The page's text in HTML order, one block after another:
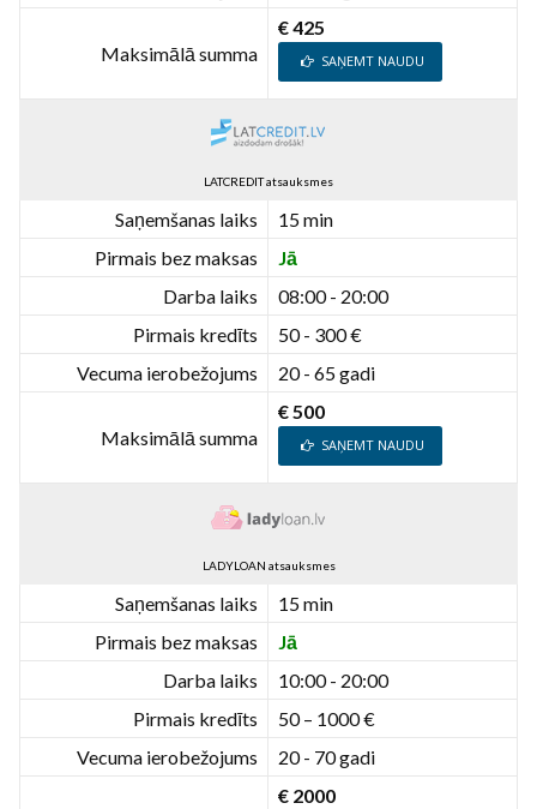
Maksimālā summa
€ 425
SAŅEMT NAUDU
LATCREDIT atsauksmes
Saņemšanas laiks
15 min
Pirmais bez maksas
Jā
Darba laiks
08:00 - 20:00
Pirmais kredīts
50 - 300 €
Vecuma ierobežojums
20 - 65 gadi
Maksimālā summa
€ 500
SAŅEMT NAUDU
LADYLOAN atsauksmes
Saņemšanas laiks
15 min
Pirmais bez maksas
Jā
Darba laiks
10:00 - 20:00
Pirmais kredīts
50 – 1000 €
Vecuma ierobežojums
20 - 70 gadi
€ 2000